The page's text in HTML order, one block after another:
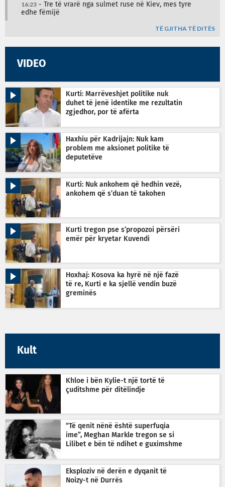
16:23 - Tre të vrarë nga sulmet ruse në Kiev, mes tyre
edhe fëmijë
TË GJITHA TË DITËS
VIDEO
Kurti: Marrëveshjet politike nuk
duhet të jenë identike me rezultatin
zgjedhor, por të afërta
Haxhiu për Kadrijajn: Nuk kam
problem me aksionet politike të
deputetëve
Kurti: Nuk ankohem që hedhin vezë,
ankohem që s’duan të takohen
Kurti tregon pse s’propozoi përsëri
emër për kryetar Kuvendi
Hoxhaj: Kosova ka hyrë në një fazë
të re, Kurti e ka sjellë vendin buzë
greminës
Kult
Khloe i bën Kylie-t një tortë të
çuditshme për ditëlindje
“Të qenit nënë është superfuqia
ime”, Meghan Markle tregon se si
Lilibet e bën të ndihet e guximshme
Eksploziv në derën e dyqanit të
Noizy-t në Durrës